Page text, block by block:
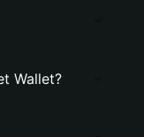
Wallet?